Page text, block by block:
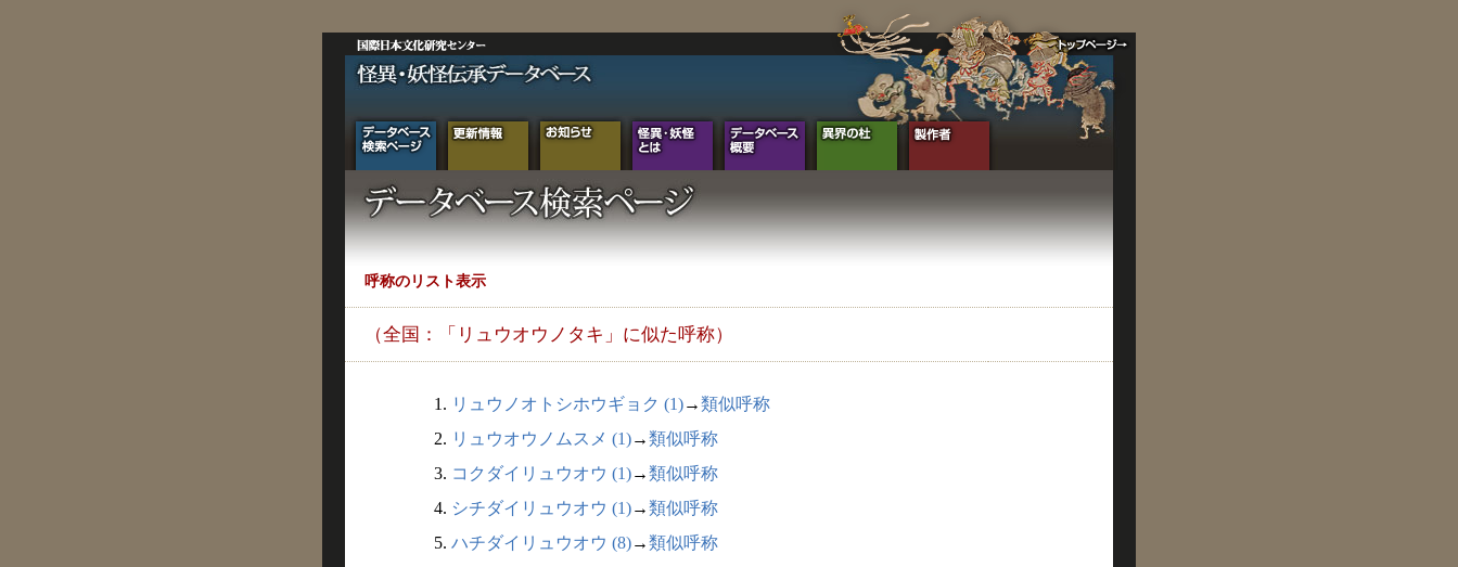
呼称のリスト表示
（全国：「リュウオウノタキ」に似た呼称）
1. リュウノオトシホウギョク (1)→類似呼称
2. リュウオウノムスメ (1)→類似呼称
3. コクダイリュウオウ (1)→類似呼称
4. シチダイリュウオウ (1)→類似呼称
5. ハチダイリュウオウ (8)→類似呼称